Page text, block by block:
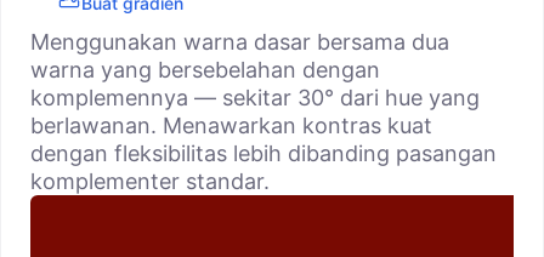
Menggunakan warna dasar bersama dua
warna yang bersebelahan dengan
komplemennya — sekitar 30° dari hue yang
berlawanan. Menawarkan kontras kuat
dengan fleksibilitas lebih dibanding pasangan
komplementer standar.